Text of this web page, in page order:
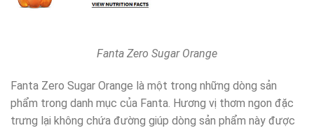
Fanta Zero Sugar Orange
Fanta Zero Sugar Orange là một trong những dòng sản
phẩm trong danh mục của Fanta. Hương vị thơm ngon đặc
trưng lại không chứa đường giúp dòng sản phẩm này được